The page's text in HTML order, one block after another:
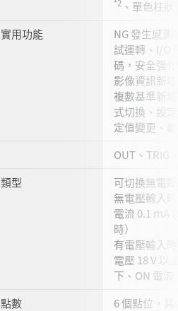
*2 、單色柱
實用功能
NG 發生感測
試運轉、I/O
碼，安全强
影像資訊新
複數基準新
式切換、設
定值變更、
OUT、TRIG
類型
可切換無電
無電壓輸入
電流 0.1 mA
時）
有電壓輸入
電壓 18 V 以
下、ON 電流
點數
6 個點位，